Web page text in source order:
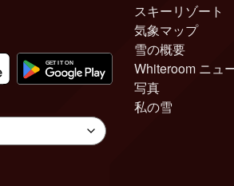
スキーリゾート
気象マップ
雪の概要
Whiteroom ニュ
写真
私の雪